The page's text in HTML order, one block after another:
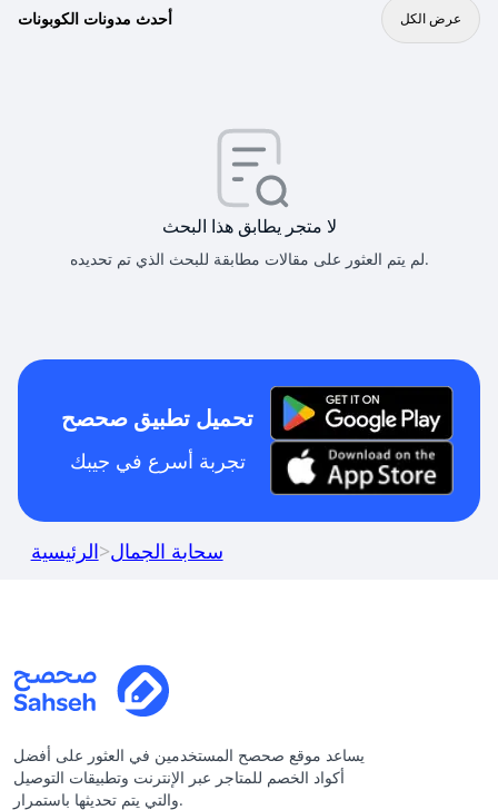
أحدث مدونات الكوبونات عرض الكل
لا متجر يطابق هذا البحث
لم يتم العثور على مقالات مطابقة للبحث الذي تم تحديده.
تحميل تطبيق صحصح
تجربة أسرع في جيبك
الرئيسية>سحابة الجمال
يساعد موقع صحصح المستخدمين في العثور على أفضل
أكواد الخصم للمتاجر عبر الإنترنت وتطبيقات التوصيل
والتي يتم تحديثها باستمرار.